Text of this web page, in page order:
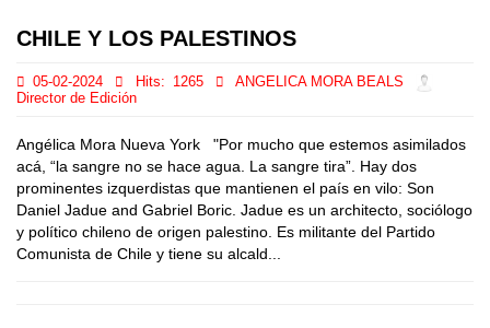
CHILE Y LOS PALESTINOS
05-02-2024 Hits: 1265
ANGELICA MORA BEALS
Director de Edición
Angélica Mora Nueva York "Por mucho que estemos asimilados
acá, “la sangre no se hace agua. La sangre tira”. Hay dos
prominentes izquerdistas que mantienen el país en vilo: Son
Daniel Jadue and Gabriel Boric. Jadue es un architecto, sociólogo
y político chileno de origen palestino. Es militante del Partido
Comunista de Chile y tiene su alcald...